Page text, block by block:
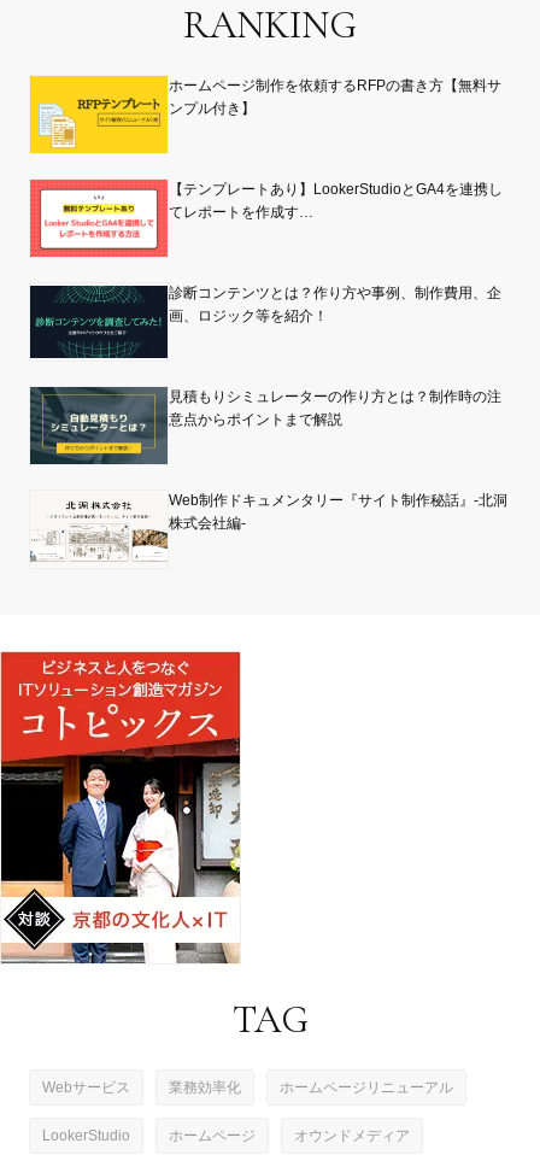
RANKING
ホームページ制作を依頼するRFPの書き方【無料サ
ンプル付き】
【テンプレートあり】LookerStudioとGA4を連携し
てレポートを作成す…
診断コンテンツとは？作り方や事例、制作費用、企
画、ロジック等を紹介！
見積もりシミュレーターの作り方とは？制作時の注
意点からポイントまで解説
Web制作ドキュメンタリー『サイト制作秘話』-北洞
株式会社編-
TAG
Webサービス 業務効率化 ホームページリニューアル
LookerStudio ホームページ オウンドメディア